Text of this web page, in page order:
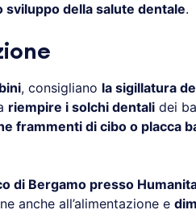
della salute dentale.
, consigliano la sigillatura
riempire i solchi dentali dei
frammenti di cibo o placca
di Bergamo presso
anche all’alimentazione e